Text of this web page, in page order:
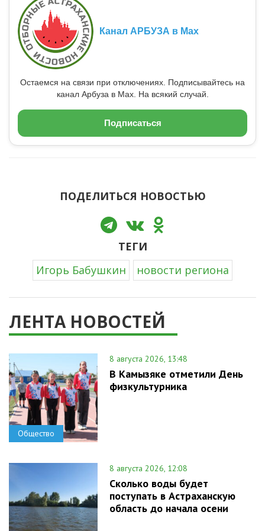
Канал АРБУЗА в Max
Остаемся на связи при отключениях. Подписывайтесь на
канал Арбуза в Max. На всякий случай.
Подписаться
ПОДЕЛИТЬСЯ НОВОСТЬЮ
ТЕГИ
Игорь Бабушкин
новости региона
ЛЕНТА НОВОСТЕЙ
Общество
8 августа 2026, 13:48
В Камызяке отметили День
физкультурника
8 августа 2026, 12:08
Сколько воды будет
поступать в Астраханскую
область до начала осени